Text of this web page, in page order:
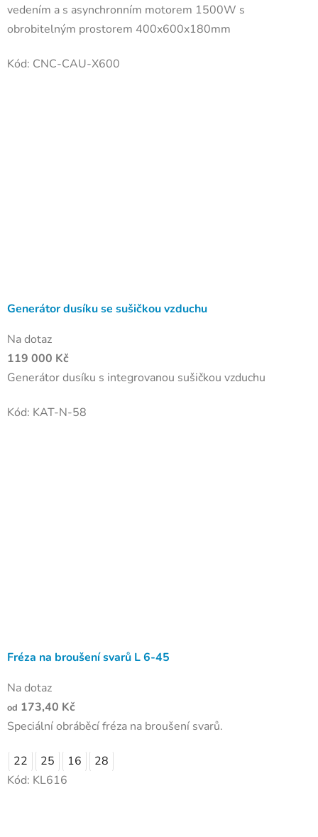
vedením a s asynchronním motorem 1500W s
obrobitelným prostorem 400x600x180mm
Kód: CNC-CAU-X600
Generátor dusíku se sušičkou vzduchu
Na dotaz
119 000 Kč
Generátor dusíku s integrovanou sušičkou vzduchu
Kód: KAT-N-58
Fréza na broušení svarů L 6-45
Na dotaz
od 173,40 Kč
Speciální obráběcí fréza na broušení svarů.
22 25 16
28
Kód: KL616